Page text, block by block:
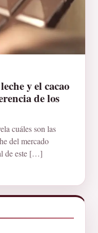
y el cacao
de los
cuáles son las
del mercado
de este […]